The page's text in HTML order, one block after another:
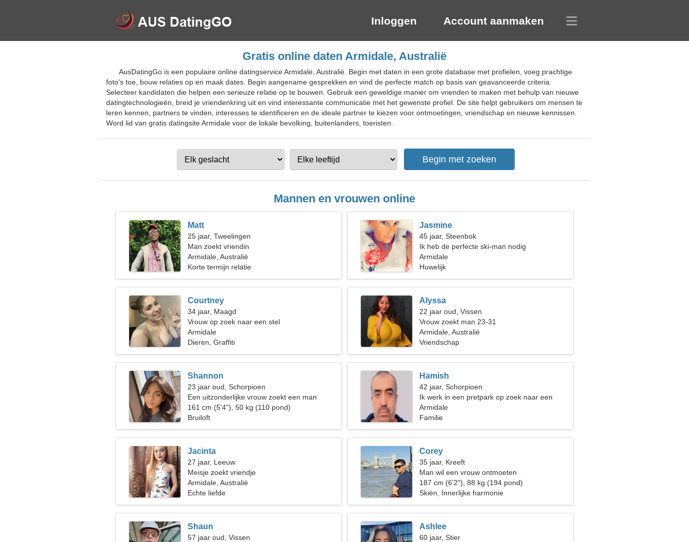
Inloggen Account aanmaken
Gratis online daten Armidale, Australië
AusDatingGo is een populaire online datingservice Armidale, Australië. Begin met daten in een grote database met profielen, voeg prachtige
foto's toe, bouw relaties op en maak dates. Begin aangename gesprekken en vind de perfecte match op basis van geavanceerde criteria.
Selecteer kandidaten die helpen een serieuze relatie op te bouwen. Gebruik een geweldige manier om vrienden te maken met behulp van nieuwe
datingtechnologieën, breid je vriendenkring uit en vind interessante communicatie met het gewenste profiel. De site helpt gebruikers om mensen te
leren kennen, partners te vinden, interesses te identificeren en de ideale partner te kiezen voor ontmoetingen, vriendschap en nieuwe kennissen.
Word lid van gratis datingsite Armidale voor de lokale bevolking, buitenlanders, toeristen.
Mannen en vrouwen online
Matt
25 jaar, Tweelingen
Man zoekt vriendin
Armidale, Australië
Korte termijn relatie
Jasmine
45 jaar, Steenbok
Ik heb de perfecte ski-man nodig
Armidale
Huwelijk
Courtney
34 jaar, Maagd
Vrouw op zoek naar een stel
Armidale
Dieren, Graffiti
Alyssa
22 jaar oud, Vissen
Vrouw zoekt man 23-31
Armidale, Australië
Vriendschap
Shannon
23 jaar oud, Schorpioen
Een uitzonderlijke vrouw zoekt een man
161 cm (5'4"), 50 kg (110 pond)
Bruiloft
Hamish
42 jaar, Schorpioen
Ik werk in een pretpark op zoek naar een
grappige vrouw
Armidale
Familie
Jacinta
27 jaar, Leeuw
Meisje zoekt vriendje
Armidale, Australië
Echte liefde
Corey
35 jaar, Kreeft
Man wil een vrouw ontmoeten
187 cm (6'2"), 88 kg (194 pond)
Skiën, Innerlijke harmonie
Shaun
57 jaar oud, Vissen
Ashlee
60 jaar, Stier